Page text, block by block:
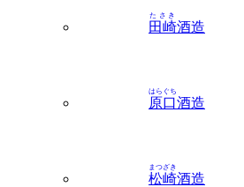
田崎
たさき
酒造
原口
はらぐち
酒造
松崎
まつざき
酒造